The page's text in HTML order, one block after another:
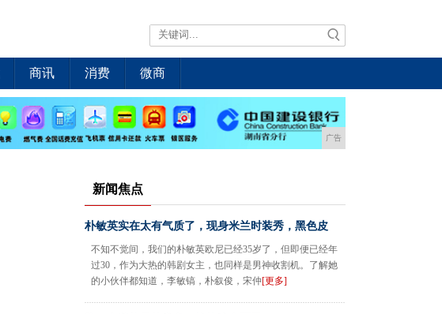
商讯 消费 微商
广告
新闻焦点
朴敏英实在太有气质了，现身米兰时装秀，黑色皮
不知不觉间，我们的朴敏英欧尼已经35岁了，但即便已经年
过30，作为大热的韩剧女主，也同样是男神收割机。了解她
的小伙伴都知道，李敏镐，朴叙俊，宋仲[更多]